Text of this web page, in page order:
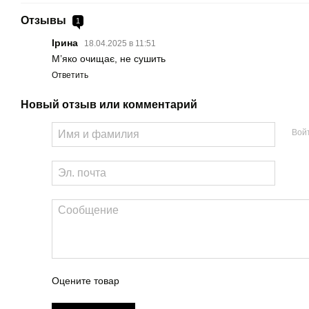
Отзывы 1
Ірина 18.04.2025 в 11:51
М’яко очищає, не сушить
Ответить
Новый отзыв или комментарий
Оцените товар